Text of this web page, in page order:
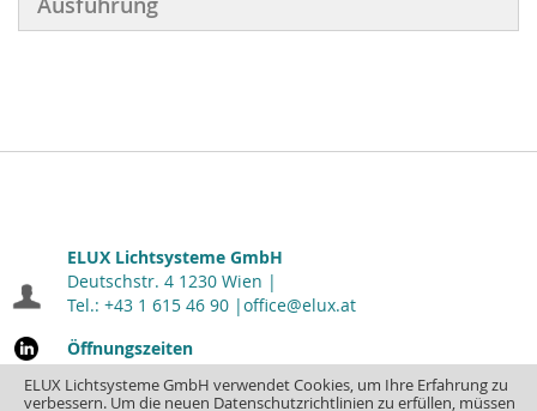
ELUX Lichtsysteme GmbH verwendet Cookies, um Ihre Erfahrung zu
verbessern. Um die neuen Datenschutzrichtlinien zu erfüllen, müssen
ELUX Lichtsysteme GmbH
Deutschstr. 4 1230 Wien |
Tel.: +43 1 615 46 90 |office@elux.at
Öffnungszeiten
Montag - Donnerstag: 7.00 - 16.30| Freitag: 7.00 - 12.00